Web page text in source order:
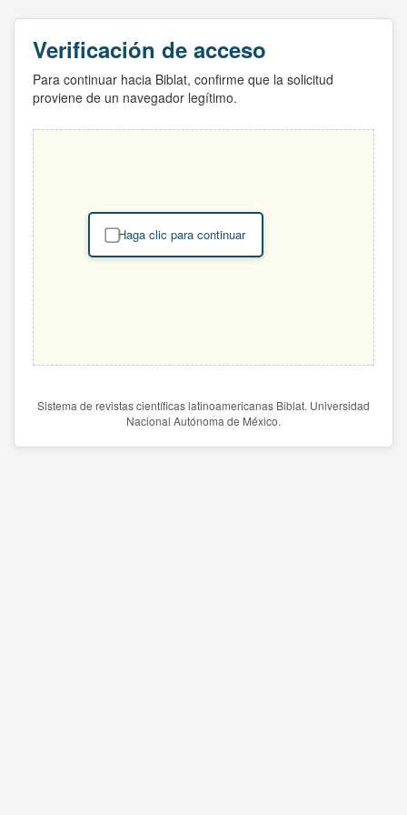
Verificación de acceso
Para continuar hacia Biblat, confirme que la solicitud
proviene de un navegador legítimo.
Haga clic para continuar
Sistema de revistas científicas latinoamericanas Biblat. Universidad
Nacional Autónoma de México.